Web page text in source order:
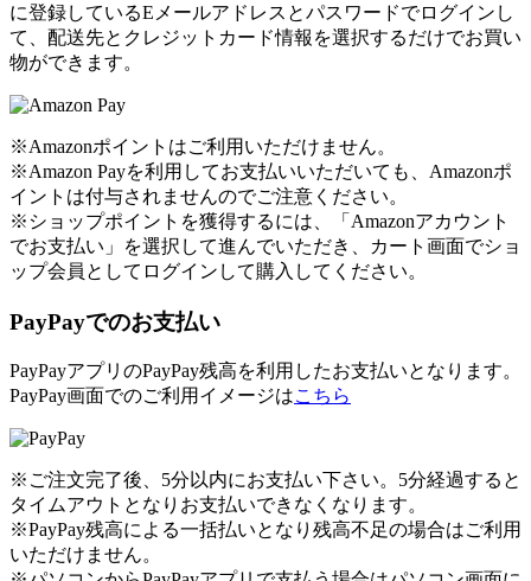
に登録しているEメールアドレスとパスワードでログインし
て、配送先とクレジットカード情報を選択するだけでお買い
物ができます。
※Amazonポイントはご利用いただけません。
※Amazon Payを利用してお支払いいただいても、Amazonポ
イントは付与されませんのでご注意ください。
※ショップポイントを獲得するには、「Amazonアカウント
でお支払い」を選択して進んでいただき、カート画面でショ
ップ会員としてログインして購入してください。
PayPayでのお支払い
PayPayアプリのPayPay残高を利用したお支払いとなります。
PayPay画面でのご利用イメージはこちら
※ご注文完了後、5分以内にお支払い下さい。5分経過すると
タイムアウトとなりお支払いできなくなります。
※PayPay残高による一括払いとなり残高不足の場合はご利用
いただけません。